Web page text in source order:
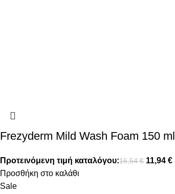
Frezyderm Mild Wash Foam 150 ml
Προτεινόμενη τιμή καταλόγου:16,54€ 11,94 €
Προσθήκη στο καλάθι
Sale